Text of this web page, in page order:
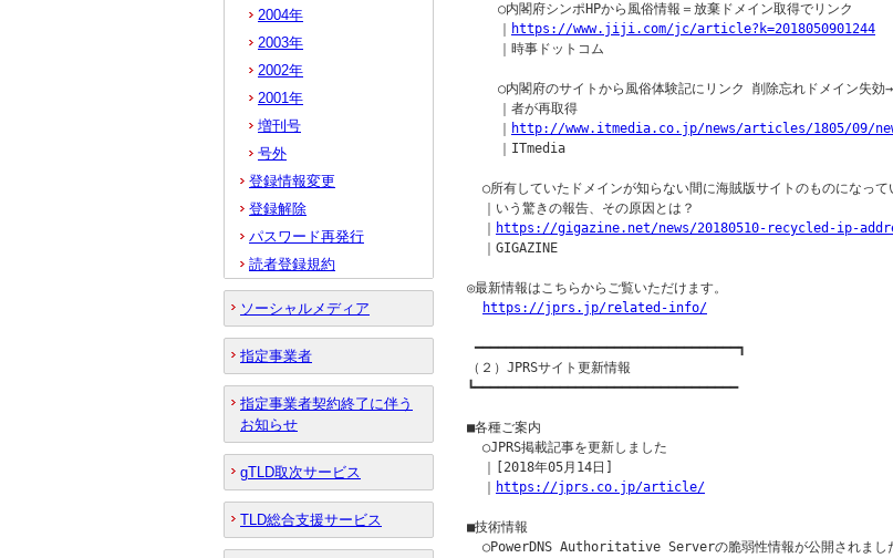
    ○内閣府シンポHPから風俗情報＝放棄ドメイン取得でリンク
https://www.jiji.com/jc/article?k=2018050901244
    ｜時事ドットコム
○内閣府のサイトから風俗体験記にリンク 削除忘れドメイン失効
    ｜者が再取得
http://www.itmedia.co.jp/news/articles/1805/09/
    ｜ITmedia
○所有していたドメインが知らない間に海賊版サイトのものになって
  ｜いう驚きの報告、その原因とは？
https://gigazine.net/news/20180510-recycled-ip-
  ｜GIGAZINE
◎最新情報はこちらからご覧いただけます。
https://jprs.jp/related-info/
━━━━━━━━━━━━━━━━━━━━━━━━━━━━━━━━━━┓
（２）JPRSサイト更新情報
┗━━━━━━━━━━━━━━━━━━━━━━━━━━━━━━━━━━
■各種ご案内
  ○JPRS掲載記事を更新しました
  ｜[2018年05月14日]
https://jprs.co.jp/article/
■技術情報
○PowerDNS Authoritative Serverの脆弱性情報が公開されまし
2004年
2003年
2002年
2001年
増刊号
号外
登録情報変更
登録解除
パスワード再発行
読者登録規約
ソーシャルメディア
指定事業者
指定事業者契約終了に伴う
お知らせ
gTLD取次サービス
TLD総合支援サービス